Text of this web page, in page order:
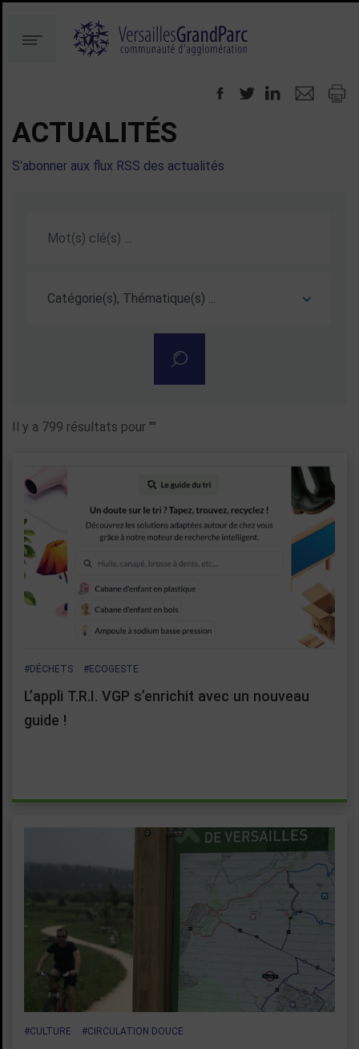
au
contenu
à
Menu
ACTUALITÉS
S'abonner aux flux RSS des actualités
Rechercher une actualité
Il y a 799 résultats pour ""
#DÉCHETS #ECOGESTE
L’appli T.R.I. VGP s’enrichit avec un nouveau
guide !
#CULTURE #CIRCULATION DOUCE